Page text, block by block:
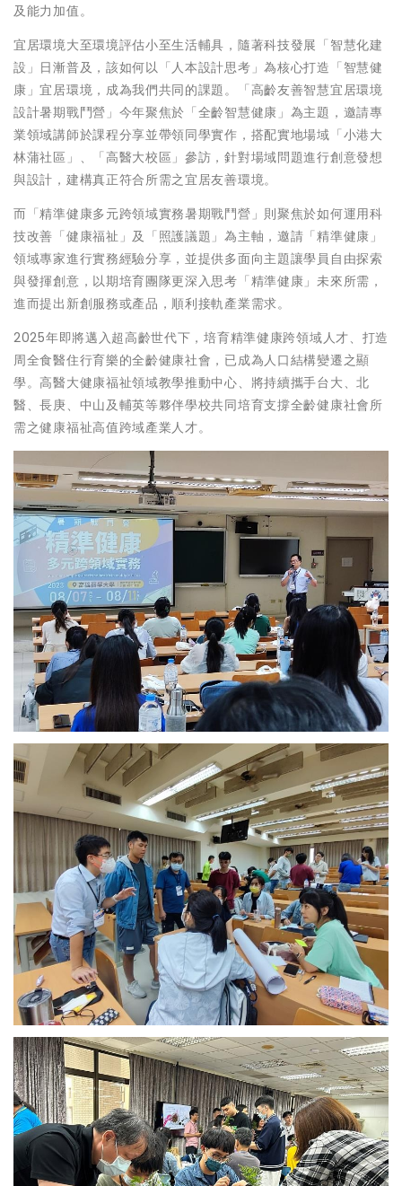
及能力加值。
宜居環境大至環境評估小至生活輔具，隨著科技發展「智慧化建
設」日漸普及，該如何以「人本設計思考」為核心打造「智慧健
康」宜居環境，成為我們共同的課題。「高齡友善智慧宜居環境
設計暑期戰鬥營」今年聚焦於「全齡智慧健康」為主題，邀請專
業領域講師於課程分享並帶領同學實作，搭配實地場域「小港大
林蒲社區」、「高醫大校區」參訪，針對場域問題進行創意發想
與設計，建構真正符合所需之宜居友善環境。
而「精準健康多元跨領域實務暑期戰鬥營」則聚焦於如何運用科
技改善「健康福祉」及「照護議題」為主軸，邀請「精準健康」
領域專家進行實務經驗分享，並提供多面向主題讓學員自由探索
與發揮創意，以期培育團隊更深入思考「精準健康」未來所需，
進而提出新創服務或產品，順利接軌產業需求。
2025年即將邁入超高齡世代下，培育精準健康跨領域人才、打造
周全食醫住行育樂的全齡健康社會，已成為人口結構變遷之顯
學。高醫大健康福祉領域教學推動中心、將持續攜手台大、北
醫、長庚、中山及輔英等夥伴學校共同培育支撐全齡健康社會所
需之健康福祉高值跨域產業人才。